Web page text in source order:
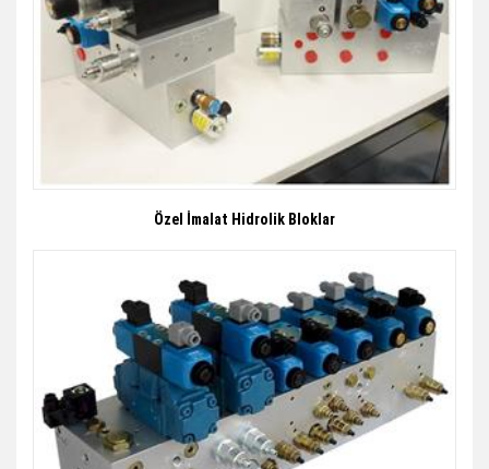
Özel İmalat Hidrolik Bloklar